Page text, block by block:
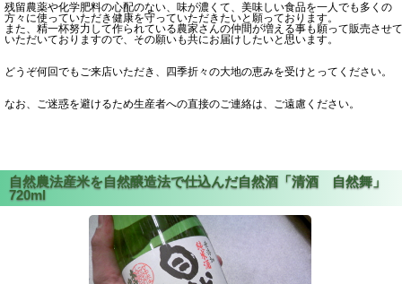
残留農薬や化学肥料の心配のない、味が濃くて、美味しい食品を一人でも多くの
方々に使っていただき健康を守っていただきたいと願っております。
また、精一杯努力して作られている農家さんの仲間が増える事も願って販売させて
いただいておりますので、その願いも共にお届けしたいと思います。
どうぞ何回でもご来店いただき、四季折々の大地の恵みを受けとってください。
なお、ご迷惑を避けるため生産者への直接のご連絡は、ご遠慮ください。